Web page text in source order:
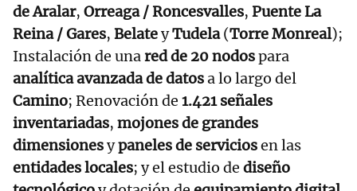
de Aralar, Orreaga / Roncesvalles, Puente La
Reina / Gares, BelateyTudela(Torre Monreal);
Instalación de unared de 20 nodospara
analítica avanzada de datosa lo largo del
Camino; Renovación de 1.421 señales
inventariadas, mojones de grandes
dimensionesypaneles de serviciosen las
entidades locales; y el estudio de diseño